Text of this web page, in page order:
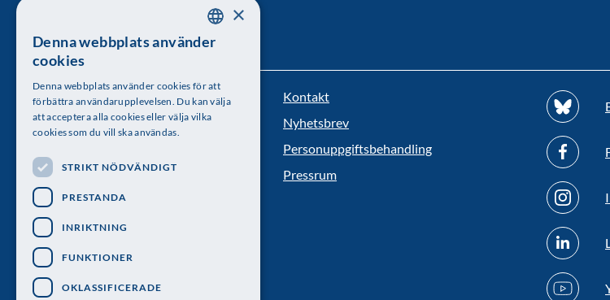
Kungl. Vetenskapsakademien
Besöksadress: Lilla Frescativägen 4A
Telefon: 08-673 95 00
Kontakt
Nyhetsbrev
Personuppgiftsbehandling
Pressrum
SWEDISH
×
Denna webbplats använder
cookies
Denna webbplats använder cookies för att
förbättra användarupplevelsen. Du kan välja
att acceptera alla cookies eller välja vilka
cookies som du vill ska användas.
STRIKT NÖDVÄNDIGT
PRESTANDA
INRIKTNING
FUNKTIONER
OKLASSIFICERADE